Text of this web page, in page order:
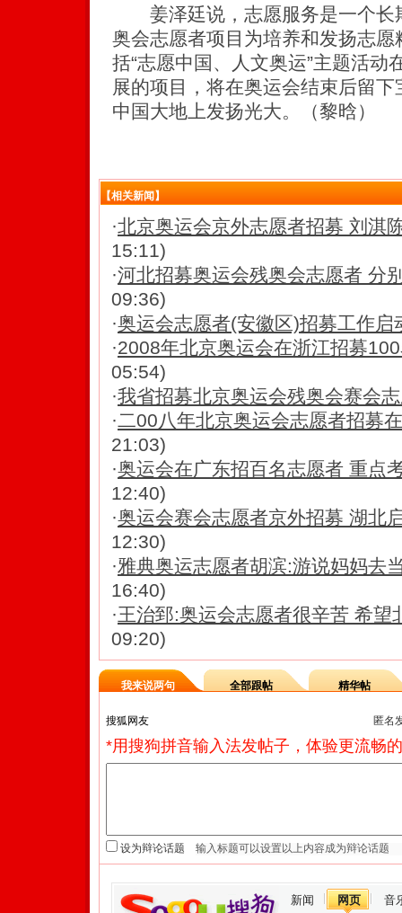
姜泽廷说，志愿服务是一个长
奥会志愿者项目为培养和发扬志
括“志愿中国、人文奥运”主题活动
展的项目，将在奥运会结束后留
中国大地上发扬光大。（黎晗）
【相关新闻】
·北京奥运会京外志愿者招募 刘淇
15:11)
·河北招募奥运会残奥会志愿者 分
09:36)
·奥运会志愿者(安徽区)招募工作启
·2008年北京奥运会在浙江招募
05:54)
·我省招募北京奥运会残奥会赛会
·二00八年北京奥运会志愿者招募
21:03)
·奥运会在广东招百名志愿者 重点
12:40)
·奥运会赛会志愿者京外招募 湖北
12:30)
·雅典奥运志愿者胡滨:游说妈妈去
16:40)
·王治郅:奥运会志愿者很辛苦 希望
09:20)
我来说两句 全部跟帖 精华帖
匿名
*用搜狗拼音输入法发帖子，体验更流畅
设为辩论话题
新闻 网页 音